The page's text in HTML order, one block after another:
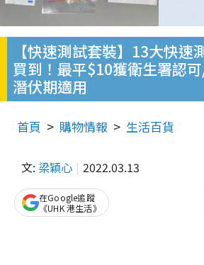
【快速測試套裝】13大快速
買到！最平$10獲衛生署認
潛伏期適用
首頁 購物情報 生活百貨
文: 梁穎心 2022.03.13
在Google追蹤
《UHK 港生活》